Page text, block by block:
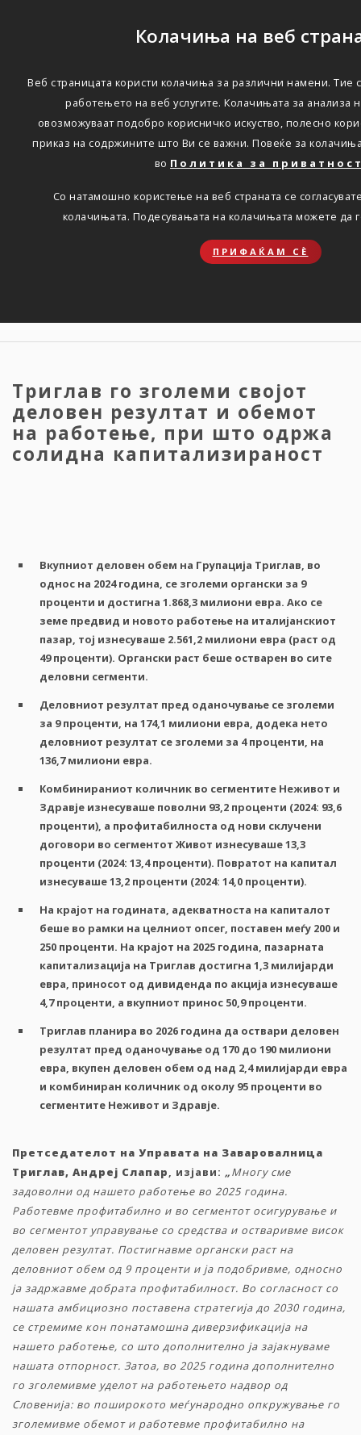
Колачиња на веб
Веб страницата користи колачиња за различни намени. Тие
работењето на веб услугите. Колачињата за анализа
овозможуваат подобро корисничко искуство, полесно
приказ на содржините што Ви се важни. Повеќе за
во Политика за
Со натамошно користење на веб страната се
колачињата. Подесувањата на колачињата можете да
ПРИФАЌАМ СЀ
Многу добри резултати
на Групација Триглав во
2025 година, со
планирано натамошно
профитабилно работење
во 2026 година
Триглав го зголеми својот
деловен резултат и обемот
на работење, при што одржа
солидна капитализираност
Вкупниот деловен обем на Групација Триглав, во
однос на 2024година, се зголеми органски за 9
проценти и достигна 1.868,3 милиони евра. Ако се
земе предвид и новото работење на италијанскиот
пазар, тој изнесуваше 2.561,2 милиони евра (раст од
49проценти). Органски раст беше остварен во сите
деловни сегменти.
Деловниот резултат пред оданочување се зголеми
за 9проценти, на 174,1 милиони евра, додека нето
деловниот резултат се зголеми за 4проценти, на
136,7милиони евра.
Комбинираниот количник во сегментите Неживот и
Здравје изнесуваше поволни 93,2 проценти (2024: 93,6
проценти), а профитабилноста од нови склучени
договори во сегментот Живот изнесуваше13,3
проценти (2024: 13,4проценти). Повратот на капитал
изнесуваше13,2 проценти (2024: 14,0 проценти).
На крајот на годината, адекватноста на капиталот
беше во рамки на целниот опсег, поставен меѓу 200 и
250 проценти. На крајот на 2025 година, пазарната
капитализација на Триглав достигна 1,3 милијарди
евра, приносот од дивиденда по акција изнесуваше
4,7 проценти, а вкупниот принос 50,9 проценти.
Триглав планира во 2026 година да оствари деловен
резултат пред оданочување од 170 до 190 милиони
евра, вкупен деловен обем од над 2,4милијарди евра
и комбиниран количник од околу 95 проценти во
сегментите Неживот и Здравје.
Претседателот на Управата на Заваровалница
Триглав, Андреј Слапар, изјави: „Многу сме
задоволни од нашето работење во 2025 година.
Работевме профитабилно и во сегментот осигурување и
во сегментот управување со средства и остваривме висок
деловен резултат. Постигнавме органски раст на
деловниот обем од 9 проценти и ја подобривме, односно
ја задржавме добрата профитабилност. Во согласност со
нашата амбициозно поставена стратегија до 2030 година,
се стремиме кон понатамошна диверзификација на
нашето работење, со што дополнително ја зајакнуваме
нашата отпорност. Затоа, во 2025 година дополнително
го зголемивме уделот на работењето надвор од
Словенија: во поширокото меѓународно опкружување го
зголемивме обемот и работевме профитабилно на